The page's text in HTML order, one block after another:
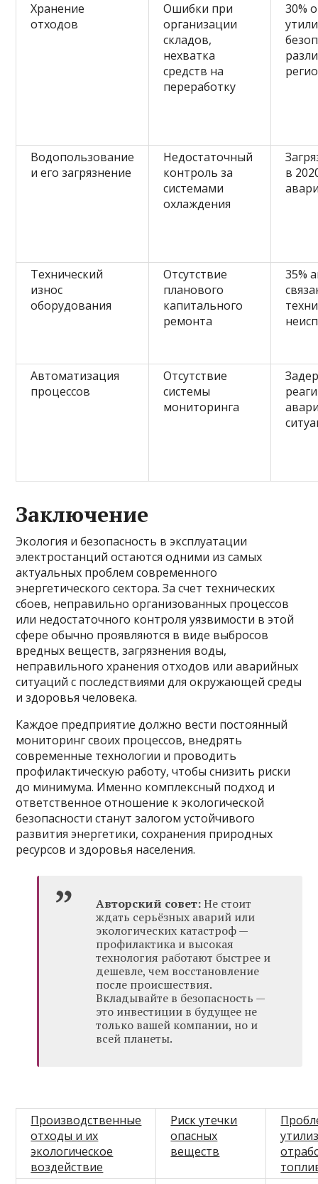
Хранение
отходов
Ошибки при
организации
складов,
нехватка
средств на
переработку
30%
Водопользование
и его загрязнение
Недостаточный
контроль за
системами
охлаждения
в
Технический
износ
оборудования
Отсутствие
планового
капитального
ремонта
35%
Автоматизация
процессов
Отсутствие
системы
мониторинга
Заключение
Экология и безопасность в эксплуатации
электростанций остаются одними из самых
актуальных проблем современного
энергетического сектора. За счет технических
сбоев, неправильно организованных процессов
или недостаточного контроля уязвимости в этой
сфере обычно проявляются в виде выбросов
вредных веществ, загрязнения воды,
неправильного хранения отходов или аварийных
ситуаций с последствиями для окружающей среды
и здоровья человека.
Каждое предприятие должно вести постоянный
мониторинг своих процессов, внедрять
современные технологии и проводить
профилактическую работу, чтобы снизить риски
до минимума. Именно комплексный подход и
ответственное отношение к экологической
безопасности станут залогом устойчивого
развития энергетики, сохранения природных
ресурсов и здоровья населения.
Авторский совет:Не стоит
ждать серьёзных аварий или
экологических катастроф —
профилактика и высокая
технология работают быстрее и
дешевле, чем восстановление
после происшествия.
Вкладывайте в безопасность —
это инвестиции в будущее не
только вашей компании, но и
всей планеты.
Производственные
отходы и их
экологическое
воздействие
Риск утечки
опасных
веществ